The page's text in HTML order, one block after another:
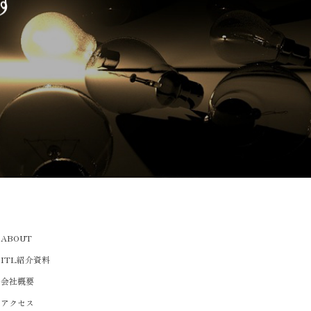
ABOUT
ITL紹介資料
会社概要
アクセス